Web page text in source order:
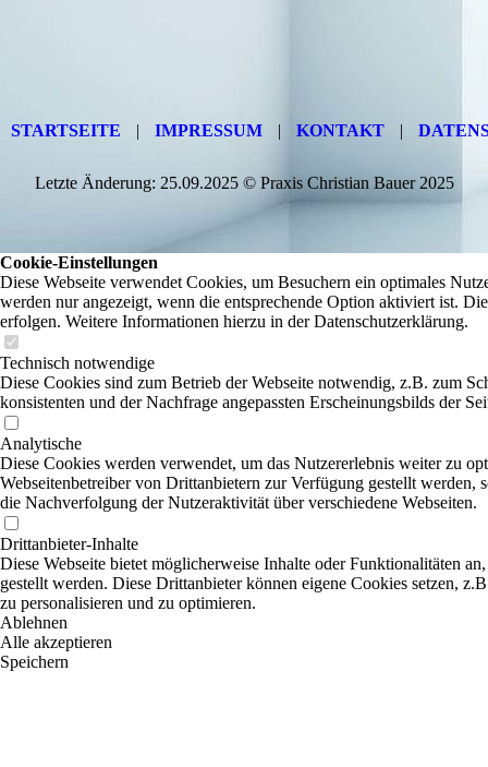
STARTSEITE | IMPRESSUM | KONTAKT |
Letzte Änderung: 25.09.2025 © Praxis Christian Bauer 2025
Cookie-Einstellungen
Diese Webseite verwendet Cookies, um Besuchern ein optimales
werden nur angezeigt, wenn die entsprechende Option aktiviert ist.
erfolgen. Weitere Informationen hierzu in der Datenschutzerklärung.
Technisch notwendige
Diese Cookies sind zum Betrieb der Webseite notwendig, z.B. zum
konsistenten und der Nachfrage angepassten Erscheinungsbilds der
Analytische
Diese Cookies werden verwendet, um das Nutzererlebnis weiter zu
Webseitenbetreiber von Drittanbietern zur Verfügung gestellt
die Nachverfolgung der Nutzeraktivität über verschiedene Webseiten.
Drittanbieter-Inhalte
Diese Webseite bietet möglicherweise Inhalte oder Funktionalitäten
gestellt werden. Diese Drittanbieter können eigene Cookies setzen,
zu personalisieren und zu optimieren.
Ablehnen
Alle akzeptieren
Speichern